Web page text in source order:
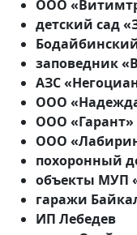
ООО
детский сад
заповедник
АЗС
ООО
ООО «Гарант»
ООО
похоронный
объекты МУП
гаражи
ИП Лебедев